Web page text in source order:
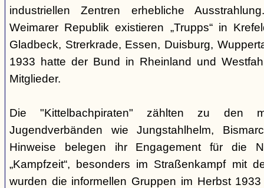
industriellen Zentren erhebliche
Weimarer Republik existieren „Trupps“ in
Gladbeck, Strerkrade, Essen, Duisburg,
1933 hatte der Bund in Rheinland und
Mitglieder.
Die "Kittelbachpiraten" zählten zu den
Jugendverbänden wie Jungstahlhelm,
Hinweise belegen ihr Engagement für die
„Kampfzeit“, besonders im Straßenkampf mit
wurden die informellen Gruppen im Herbst